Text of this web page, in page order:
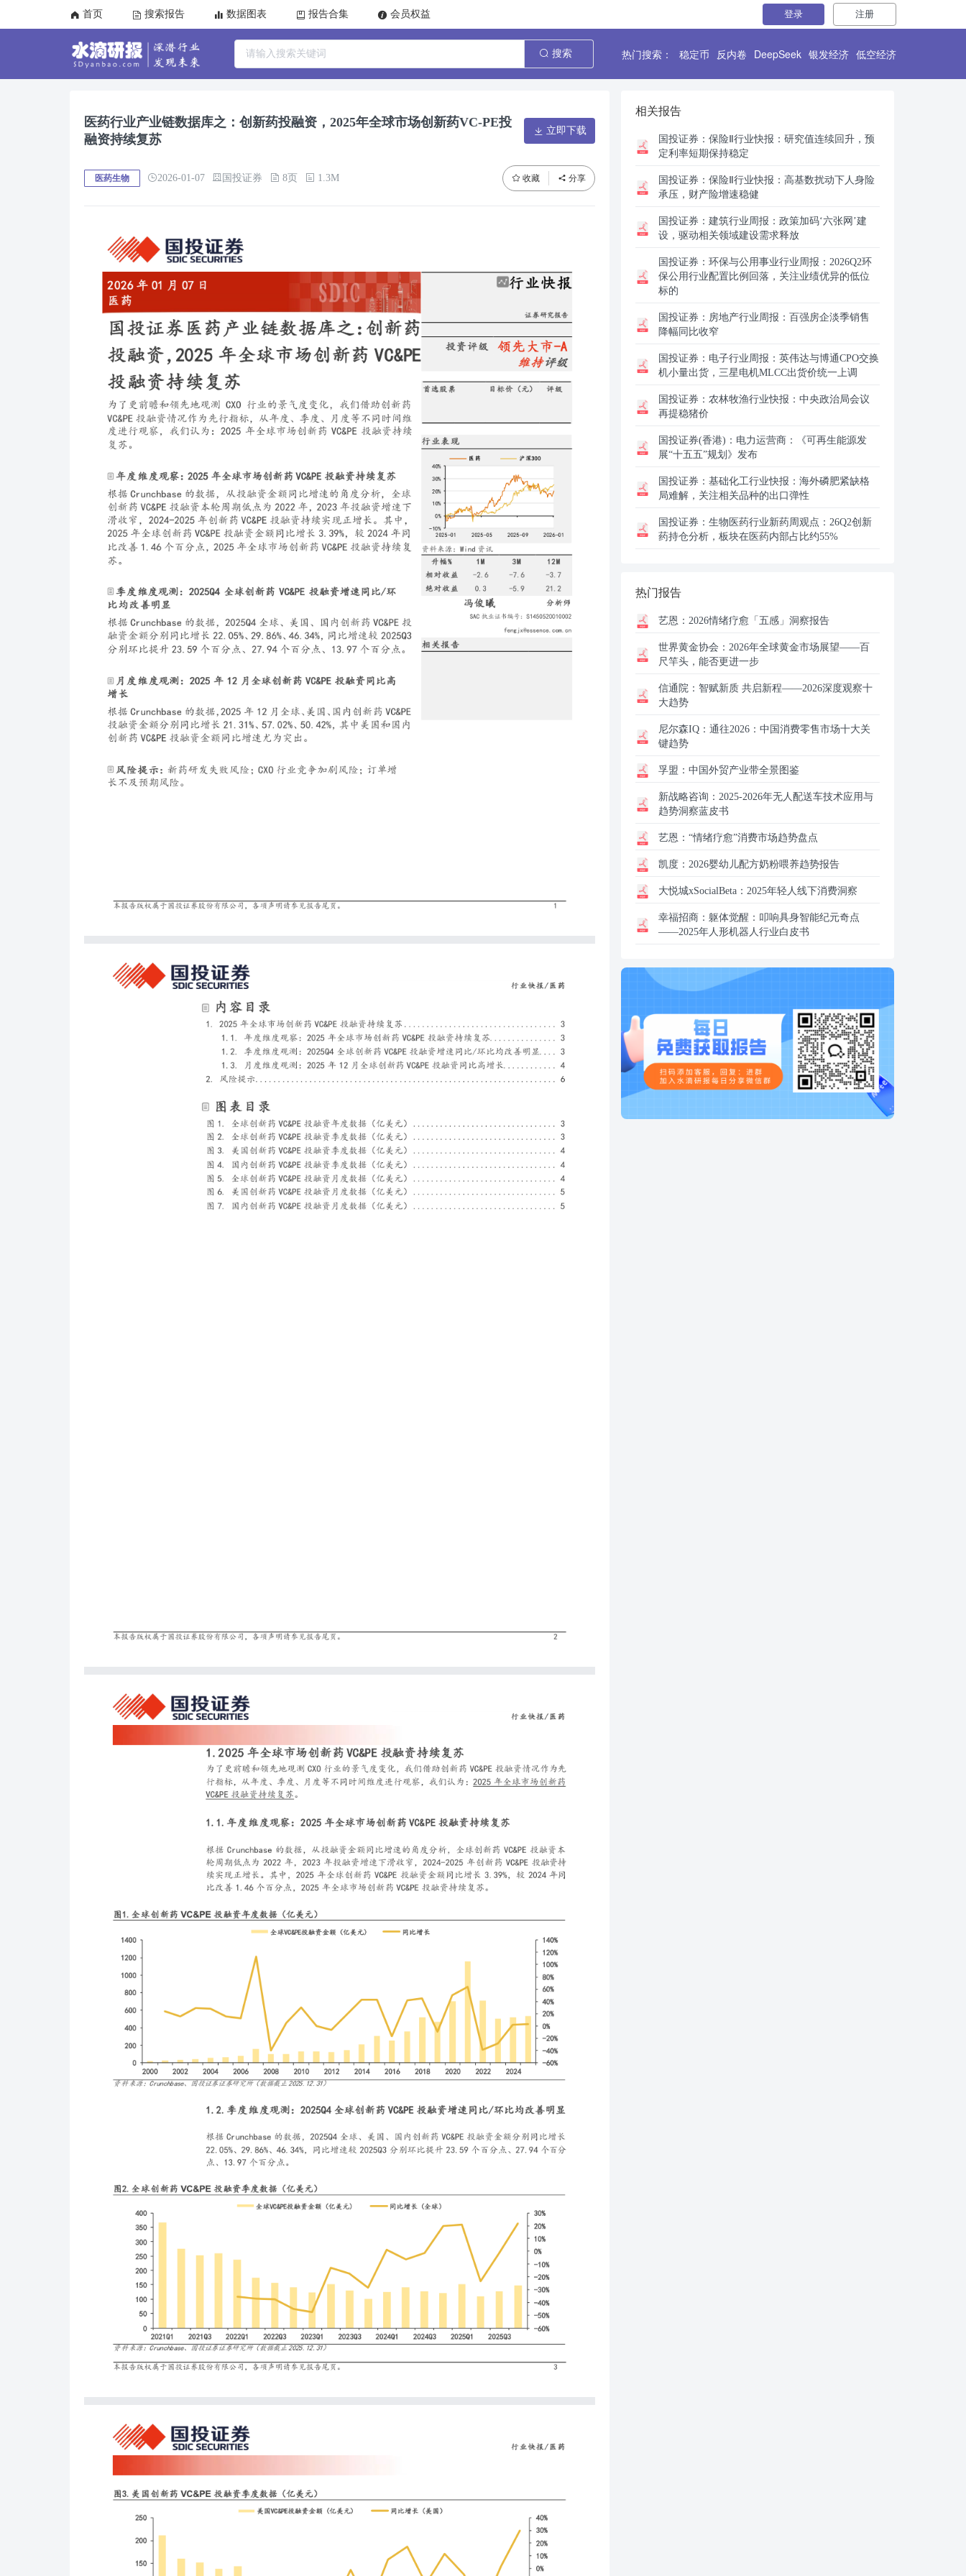
首页 搜索报告 数据图表 报告合集 会员权益 登录 注册
搜索 热门搜索： 稳定币 反内卷 DeepSeek 银发经济 低空经济
医药行业产业链数据库之：创新药投融资，2025年全球市场创新药VC-PE投
融资持续复苏
立即下载
医药生物 2026-01-07 国投证券 8页 1.3M 收藏 分享
相关报告
国投证券： 保险Ⅱ行业快报：研究值连续回升，预
定利率短期保持稳定
国投证券： 保险Ⅱ行业快报：高基数扰动下人身险
承压，财产险增速稳健
国投证券： 建筑行业周报：政策加码‘六张网’建
设，驱动相关领域建设需求释放
国投证券： 环保与公用事业行业周报：2026Q2环
保公用行业配置比例回落，关注业绩优异的低位
标的
国投证券： 房地产行业周报：百强房企淡季销售
降幅同比收窄
国投证券： 电子行业周报：英伟达与博通CPO交换
机小量出货，三星电机MLCC出货价统一上调
国投证券： 农林牧渔行业快报：中央政治局会议
再提稳猪价
国投证券(香港)： 电力运营商：《可再生能源发
展“十五五”规划》发布
国投证券： 基础化工行业快报：海外磷肥紧缺格
局难解，关注相关品种的出口弹性
国投证券： 生物医药行业新药周观点：26Q2创新
药持仓分析，板块在医药内部占比约55%
热门报告
艺恩： 2026情绪疗愈「五感」洞察报告
世界黄金协会： 2026年全球黄金市场展望——百
尺竿头，能否更进一步
信通院： 智赋新质 共启新程——2026深度观察十
大趋势
尼尔森IQ： 通往2026：中国消费零售市场十大关
键趋势
孚盟： 中国外贸产业带全景图鉴
新战略咨询： 2025-2026年无人配送车技术应用与
趋势洞察蓝皮书
艺恩： “情绪疗愈”消费市场趋势盘点
凯度： 2026婴幼儿配方奶粉喂养趋势报告
大悦城xSocialBeta： 2025年轻人线下消费洞察
幸福招商： 躯体觉醒：叩响具身智能纪元奇点
——2025年人形机器人行业白皮书